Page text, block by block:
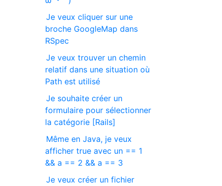
Je veux cliquer sur une
broche GoogleMap dans
RSpec
Je veux trouver un chemin
relatif dans une situation où
Path est utilisé
Je souhaite créer un
formulaire pour sélectionner
la catégorie [Rails]
Même en Java, je veux
afficher true avec un == 1
&& a == 2 && a == 3
Je veux créer un fichier